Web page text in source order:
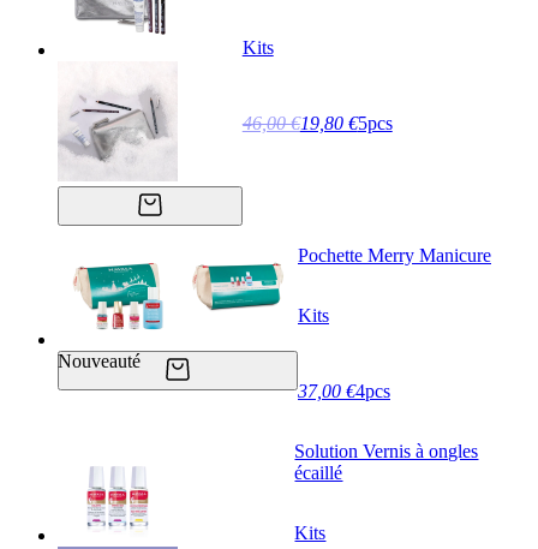
Kits
46,00 €19,80 €5pcs
Nouveauté
Pochette Merry Manicure
Kits
37,00 €4pcs
Solution Vernis à ongles
écaillé
Kits